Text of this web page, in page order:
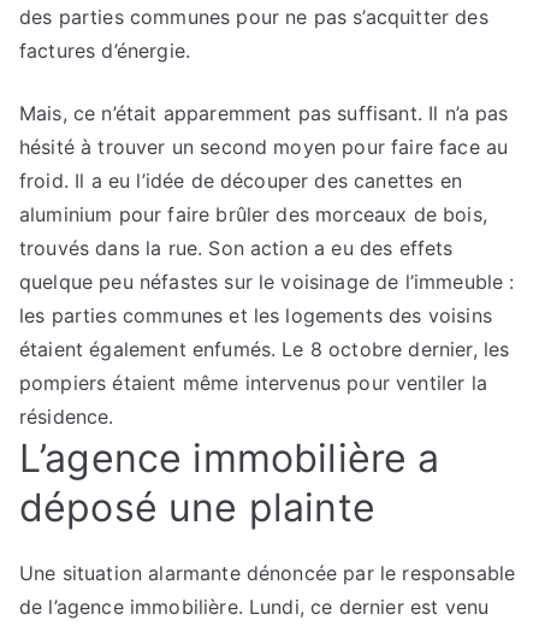
des parties communes pour ne pas s’acquitter des
factures d’énergie.
Mais, ce n’était apparemment pas suffisant. Il n’a pas
hésité à trouver un second moyen pour faire face au
froid. Il a eu l’idée de découper des canettes en
aluminium pour faire brûler des morceaux de bois,
trouvés dans la rue. Son action a eu des effets
quelque peu néfastes sur le voisinage de l’immeuble :
les parties communes et les logements des voisins
étaient également enfumés. Le 8 octobre dernier, les
pompiers étaient même intervenus pour ventiler la
résidence.
L’agence immobilière a
déposé une plainte
Une situation alarmante dénoncée par le responsable
de l’agence immobilière. Lundi, ce dernier est venu